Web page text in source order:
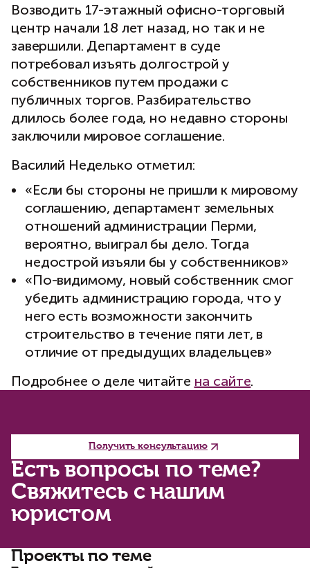
Возводить 17-этажный офисно-торговый
центр начали 18 лет назад, но так и не
завершили. Департамент в суде
потребовал изъять долгострой у
собственников путем продажи с
публичных торгов. Разбирательство
длилось более года, но недавно стороны
заключили мировое соглашение.
Василий Неделько отметил:
«Если бы стороны не пришли к мировому
соглашению, департамент земельных
отношений администрации Перми,
вероятно, выиграл бы дело. Тогда
недострой изъяли бы у собственников»
«По-видимому, новый собственник смог
убедить администрацию города, что у
него есть возможности закончить
строительство в течение пяти лет, в
отличие от предыдущих владельцев»
Подробнее о деле читайте на сайте.
Есть вопросы по теме?
Свяжитесь с нашим
юристом
Получить консультацию
Проекты по теме